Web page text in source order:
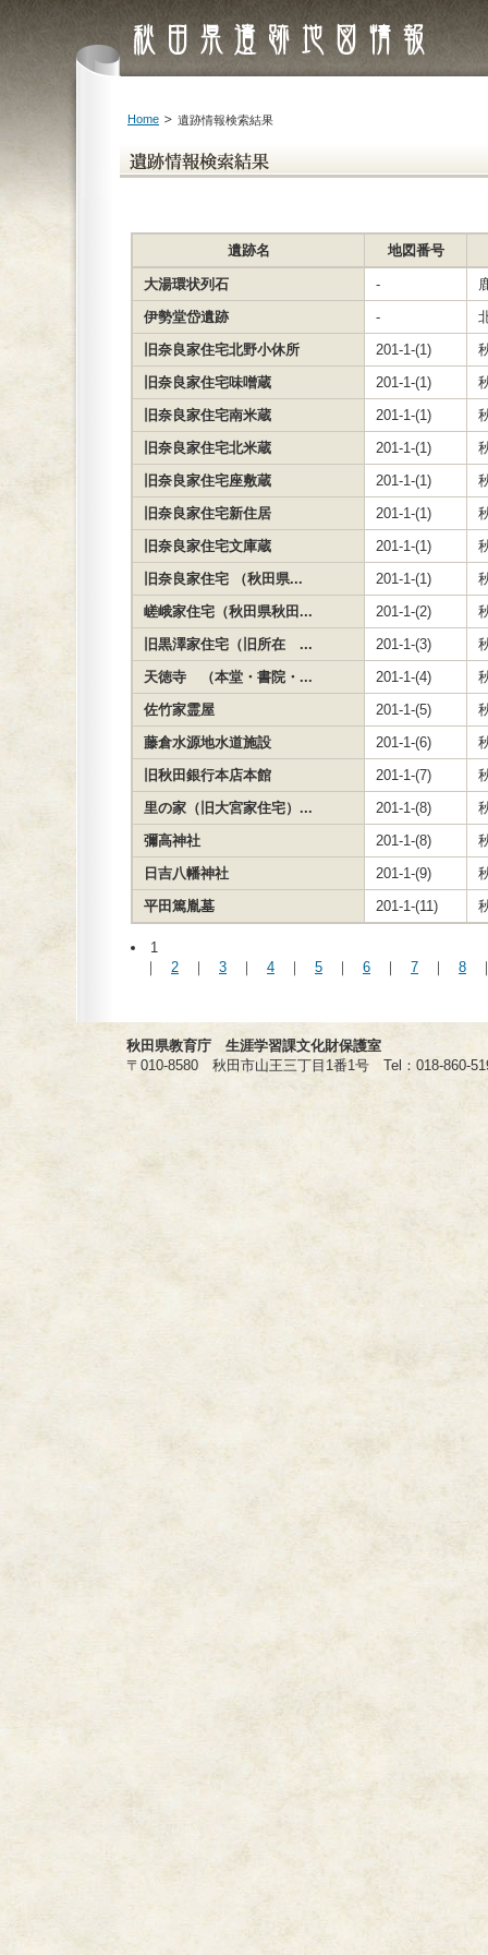
Home 遺跡情報検索結果
遺跡名 地図番号
大湯環状列石 -
伊勢堂岱遺跡
-
旧奈良家住宅北野小休所
201-1-(1)
旧奈良家住宅味噌蔵
201-1-(1)
旧奈良家住宅南米蔵
201-1-(1)
旧奈良家住宅北米蔵
201-1-(1)
旧奈良家住宅座敷蔵
201-1-(1)
旧奈良家住宅新住居
201-1-(1)
旧奈良家住宅文庫蔵
201-1-(1)
旧奈良家住宅 （秋田県...
201-1-(1)
嵯峨家住宅（秋田県秋田...
201-1-(2)
旧黒澤家住宅（旧所在 ...
201-1-(3)
天徳寺 （本堂・書院・...
201-1-(4)
佐竹家霊屋
201-1-(5)
藤倉水源地水道施設
201-1-(6)
旧秋田銀行本店本館
201-1-(7)
里の家（旧大宮家住宅）...
201-1-(8)
彌高神社
201-1-(8)
日吉八幡神社
201-1-(9)
平田篤胤墓
201-1-(11)
1
｜ 2 ｜ 3 ｜ 4 ｜ 5 ｜ 6 ｜ 7 ｜ 8
秋田県教育庁 生涯学習課文化財保護室
〒010-8580 秋田市山王三丁目1番1号 Tel：018-860-